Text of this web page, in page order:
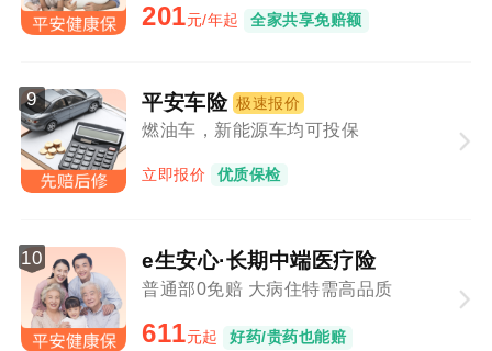
201元/年起 全家共享免赔额
9 平安车险 极速报价
燃油车，新能源车均可投保
立即报价 优质保检
10 e生安心·长期中端医疗险
普通部0免赔 大病住特需高品质
611元起 好药/贵药也能赔